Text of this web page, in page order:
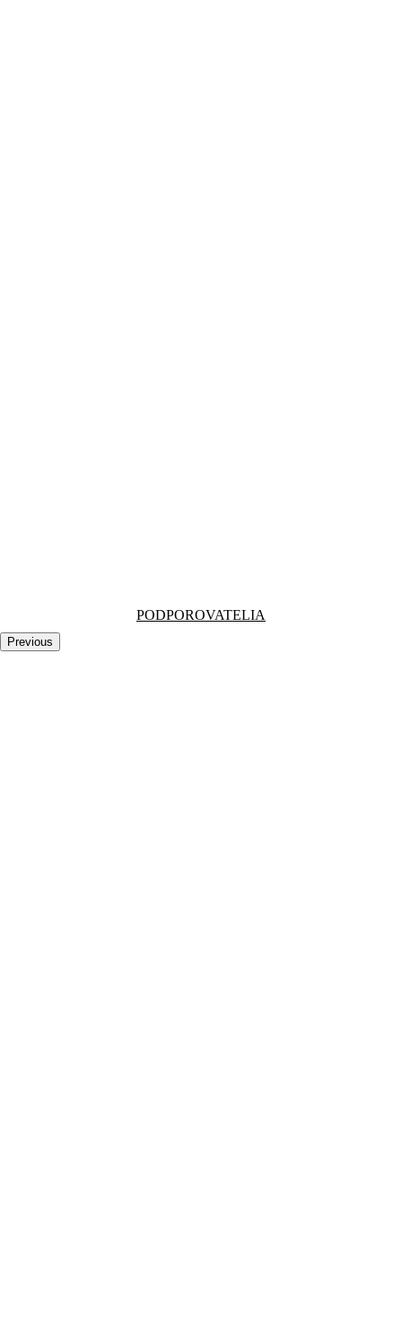
PODPOROVATELIA
Previous